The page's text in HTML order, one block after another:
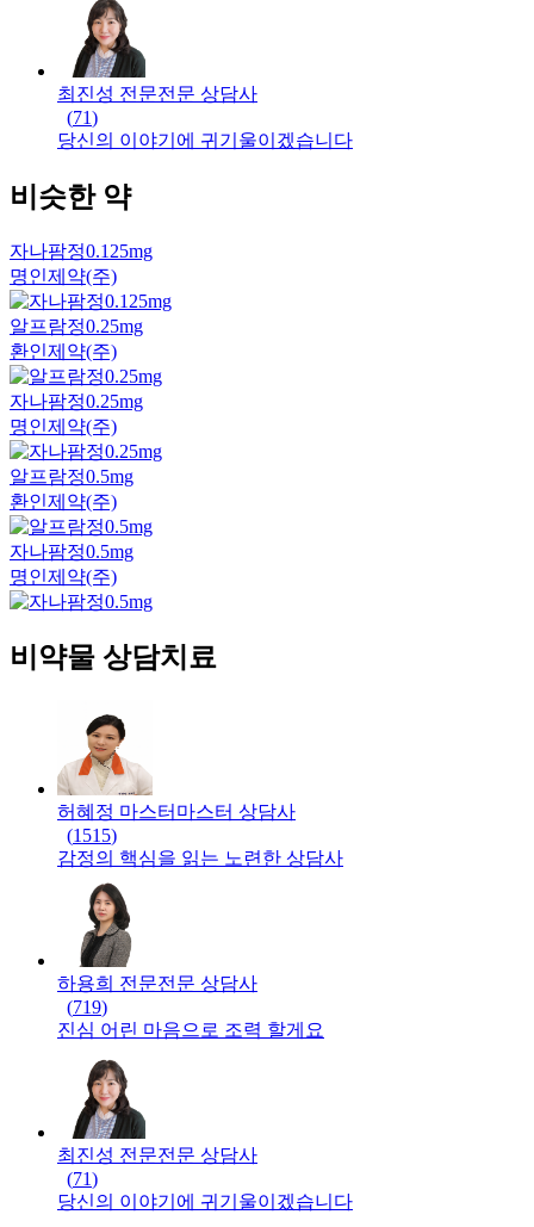
최진성 전문전문 상담사
(71)
당신의 이야기에 귀기울이겠습니다
비슷한 약
자나팜정0.125mg
명인제약(주)
알프람정0.25mg
환인제약(주)
자나팜정0.25mg
명인제약(주)
알프람정0.5mg
환인제약(주)
자나팜정0.5mg
명인제약(주)
비약물 상담치료
허혜정 마스터 마스터 상담사
(1515)
감정의 핵심을 읽는 노련한 상담사
하용희 전문전문 상담사
(719)
진심 어린 마음으로 조력 할게요
최진성 전문전문 상담사
(71)
당신의 이야기에 귀기울이겠습니다